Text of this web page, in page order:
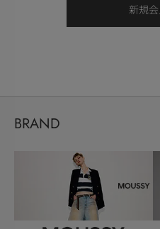
BRAND